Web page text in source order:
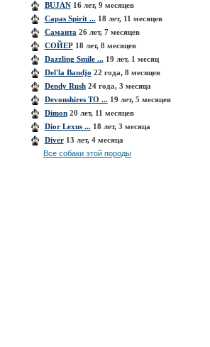
BUJAN16 лет, 9 месяцев
Capas Spirit ...18 лет, 11 месяцев
Cаманта 26 лет, 7 месяцев
CОЙЕР18 лет, 8 месяцев
Dazzling Smile ...19 лет, 1 месяц
Del'la Bandjo 22 года, 8 месяцев
Dendy Rush24 года, 3 месяца
Devonshires TO ...19 лет, 5 месяцев
Dimon20 лет, 11 месяцев
Dior Lexus ...18 лет, 3 месяца
Diver13 лет, 4 месяца
Все собаки этой породы